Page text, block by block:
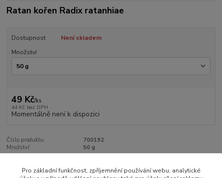
Ratan kořen Radix ratanhiae
Dostupnost
Není skladem
Množství
49 Kč/ks
44 Kč bez DPH
Momentálně není k dispozici
Číslo produktu:
700192
Množství:
50 g
Zboží zařazeno v kategoriích
Pro základní funkčnost, zpříjemnění používání webu, analytické